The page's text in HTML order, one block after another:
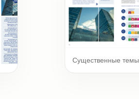
Существенные темы